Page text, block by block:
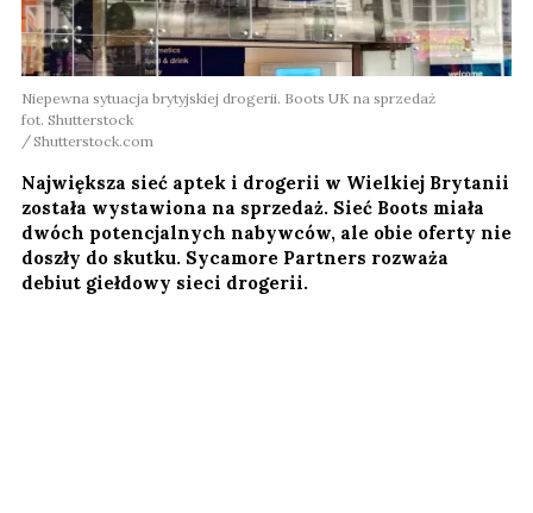
Niepewna sytuacja brytyjskiej drogerii. Boots UK na sprzedaż
fot. Shutterstock
Shutterstock.com
Największa sieć aptek i drogerii w Wielkiej Brytanii
została wystawiona na sprzedaż. Sieć Boots miała
dwóch potencjalnych nabywców, ale obie oferty nie
doszły do skutku. Sycamore Partners rozważa
debiut giełdowy sieci drogerii.